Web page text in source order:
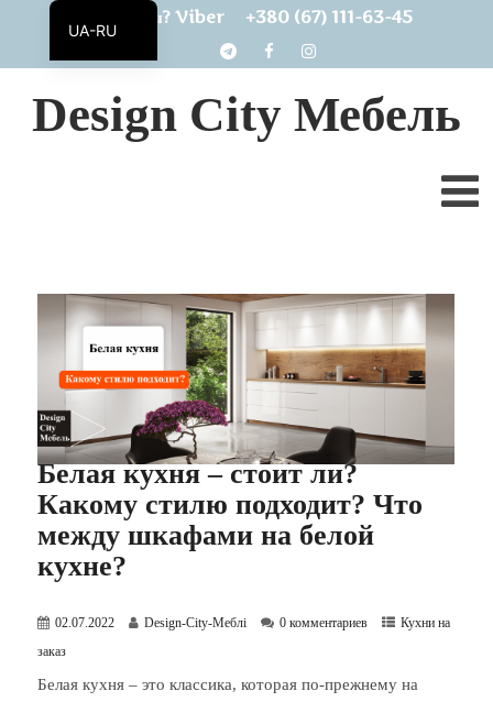
Есть вопросы? Viber +380 (67) 111-63-45
Design City Мебель
Белая кухня – стоит ли?
Какому стилю подходит? Что
между шкафами на белой
кухне?
02.07.2022 Design-City-Меблі 0 комментариев
Кухни на
заказ
Белая кухня – это классика, которая по-прежнему на
UA-RU
UA